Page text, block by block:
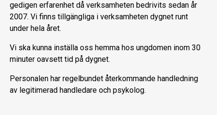
gedigen erfarenhet då verksamheten bedrivits sedan år
2007. Vi finns tillgängliga i verksamheten dygnet runt
under hela året.
Vi ska kunna inställa oss hemma hos ungdomen inom 30
minuter oavsett tid på dygnet.
Personalen har regelbundet återkommande handledning
av legitimerad handledare och psykolog.